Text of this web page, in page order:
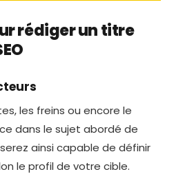
rédiger un titre
les freins ou encore le
dans le sujet abordé de
ainsi capable de définir
le profil de votre cible.